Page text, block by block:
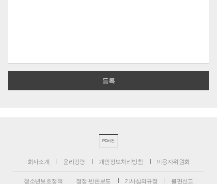
PC버전
회사소개 윤리강령 개인정보처리방침 이용자위원회
청소년보호정책 정정·반론보도 기사심의규정 불편신고